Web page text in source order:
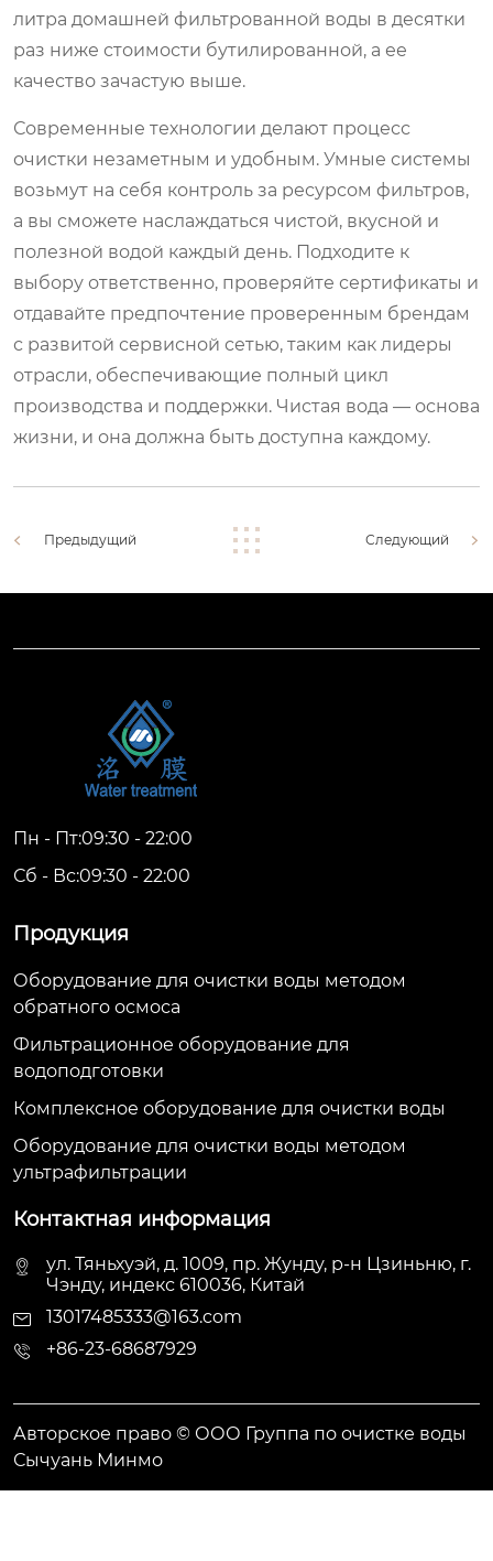
литра домашней фильтрованной воды в десятки
раз ниже стоимости бутилированной, а ее
качество зачастую выше.
Современные технологии делают процесс
очистки незаметным и удобным. Умные системы
возьмут на себя контроль за ресурсом фильтров,
а вы сможете наслаждаться чистой, вкусной и
полезной водой каждый день. Подходите к
выбору ответственно, проверяйте сертификаты и
отдавайте предпочтение проверенным брендам
с развитой сервисной сетью, таким как лидеры
отрасли, обеспечивающие полный цикл
производства и поддержки. Чистая вода — основа
жизни, и она должна быть доступна каждому.
Предыдущий Следующий
Пн - Пт:09:30 - 22:00
Сб - Вс:09:30 - 22:00
Продукция
Оборудование для очистки воды методом
обратного осмоса
Фильтрационное оборудование для
водоподготовки
Комплексное оборудование для очистки воды
Оборудование для очистки воды методом
ультрафильтрации
Контактная информация
ул. Тяньхуэй, д. 1009, пр. Жунду, р-н Цзиньню, г.
Чэнду, индекс 610036, Китай
13017485333@163.com
+86-23-68687929
Авторское право © ООО Группа по очистке воды
Сычуань Минмо